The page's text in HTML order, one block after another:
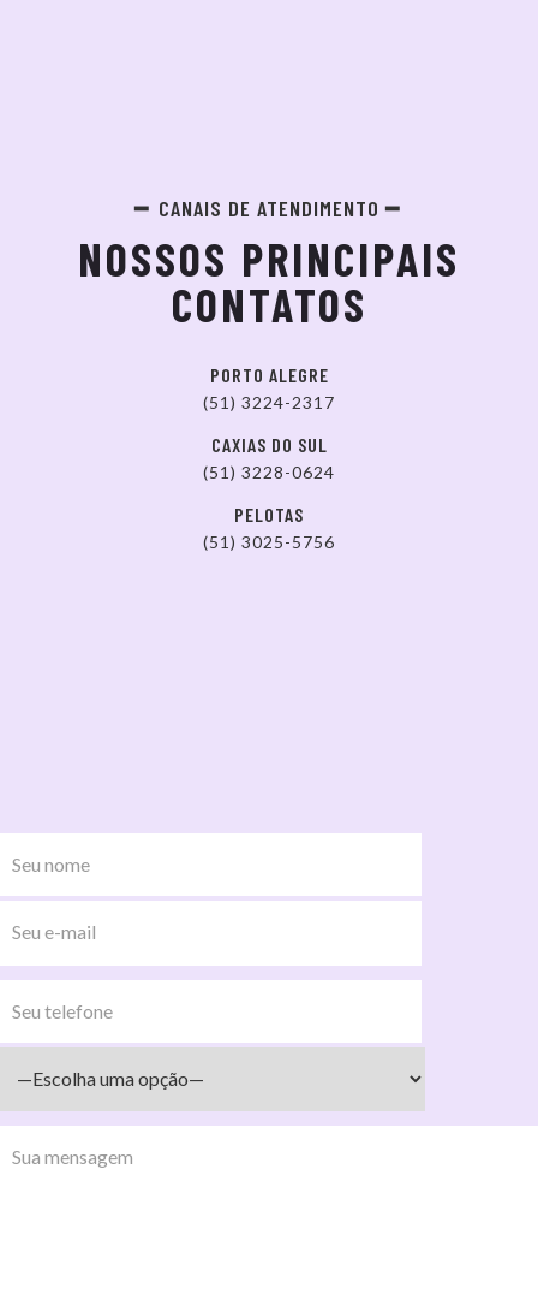
CANAIS DE ATENDIMENTO
NOSSOS PRINCIPAIS
CONTATOS
PORTO ALEGRE
(51) 3224-2317
CAXIAS DO SUL
(51) 3228-0624
PELOTAS
(51) 3025-5756